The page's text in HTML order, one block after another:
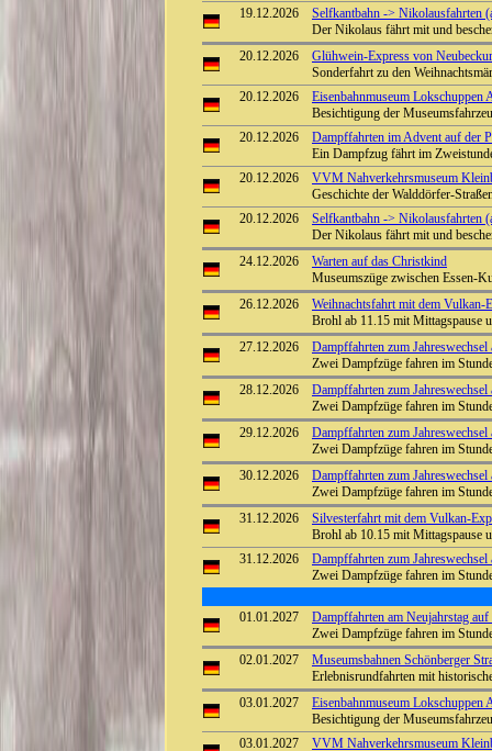
19.12.2026
Selfkantbahn -> Nikolausfahrten
Der Nikolaus fährt mit und
20.12.2026
Glühwein-Express von
Sonderfahrt zu den
20.12.2026
Eisenbahnmuseum
Besichtigung der
20.12.2026
Dampffahrten im Advent auf der
Ein Dampfzug fährt im
20.12.2026
VVM Nahverkehrsmuseum
Geschichte der Walddörfer-
20.12.2026
Selfkantbahn -> Nikolausfahrten
Der Nikolaus fährt mit und
24.12.2026
Warten auf das Christkind
Museumszüge zwischen Essen-
26.12.2026
Weihnachtsfahrt mit dem
Brohl ab 11.15 mit Mittagspause
27.12.2026
Dampffahrten zum
Zwei Dampfzüge fahren im
28.12.2026
Dampffahrten zum
Zwei Dampfzüge fahren im
29.12.2026
Dampffahrten zum
Zwei Dampfzüge fahren im
30.12.2026
Dampffahrten zum
Zwei Dampfzüge fahren im
31.12.2026
Silvesterfahrt mit dem Vulkan-
Brohl ab 10.15 mit Mittagspause
31.12.2026
Dampffahrten zum
Zwei Dampfzüge fahren im
01.01.2027
Dampffahrten am Neujahrstag
Zwei Dampfzüge fahren im
02.01.2027
Museumsbahnen Schönberger
Erlebnisrundfahrten mit
03.01.2027
Eisenbahnmuseum
Besichtigung der
03.01.2027
VVM Nahverkehrsmuseum